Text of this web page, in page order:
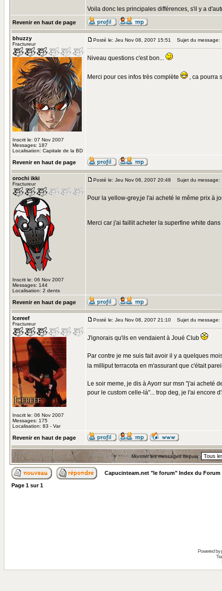
Voila donc les principales différences, s'il y a
Revenir en haut de page
bhuzzy
Fractureur
Inscrit le: 07 Nov 2007
Messages: 187
Localisation: Capitale de la BD
Posté le: Jeu Nov 08, 2007 15:51 Sujet du message:
Niveau questions c'est bon...
Merci pour ces infos très complète , ca pourra
Revenir en haut de page
orochi ikki
Fractureur
Inscrit le: 06 Nov 2007
Messages: 144
Localisation: 2 dents
Posté le: Jeu Nov 08, 2007 20:48 Sujet du message:
Pour la yellow-grey,je l'ai acheté le même prix à
Merci car j'ai faillit acheter la superfine white
Revenir en haut de page
Icereef
Fractureur
Inscrit le: 06 Nov 2007
Messages: 175
Localisation: 83 - Var
Posté le: Jeu Nov 08, 2007 21:10 Sujet du message:
J'ignorais qu'ils en vendaient à Joué Club
Par contre je me suis fait avoir il y a quelques
la milliput terracota en m'assurant que c'était
Le soir meme, je dis à Ayorr sur msn "j'ai acheté
pour le custom celle-là"... trop deg, je l'ai encore
Revenir en haut de page
Montrer les messages depuis:
Capucinteam.net "le forum" Index du Forum
Page 1 sur1
Powered by